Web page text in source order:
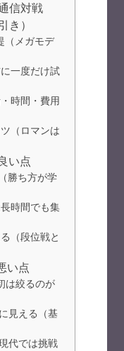
信対戦
き）
（メガモデ
一度だけ試
時間・費用
（ロマンは
い点
勝ち方が学
時間でも集
（段位戦と
い点
は絞るのが
見える（基
代では挑戦